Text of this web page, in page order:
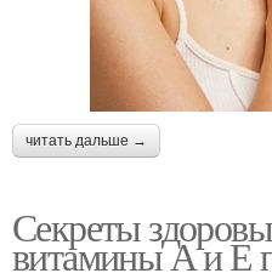
читать дальше →
Секреты
витамины А и Е